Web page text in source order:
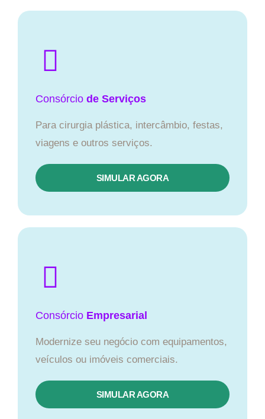
Consórcio de Serviços
Para cirurgia plástica, intercâmbio, festas,
viagens e outros serviços.
SIMULAR AGORA
Consórcio Empresarial
Modernize seu negócio com equipamentos,
veículos ou imóveis comerciais.
SIMULAR AGORA